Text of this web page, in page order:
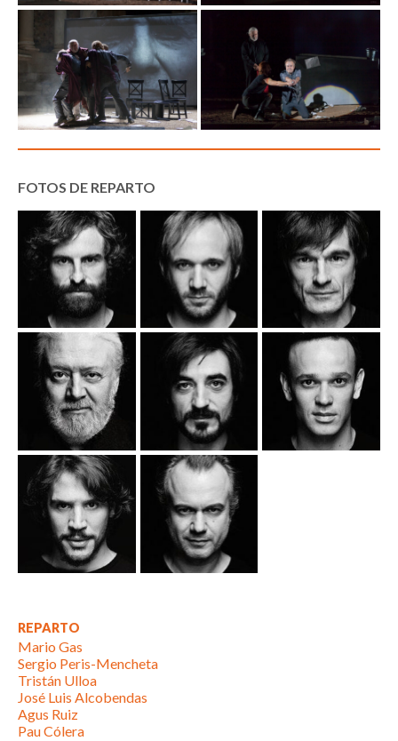
FOTOS DE REPARTO
REPARTO
Mario Gas
Sergio Peris-Mencheta
Tristán Ulloa
José Luis Alcobendas
Agus Ruiz
Pau Cólera